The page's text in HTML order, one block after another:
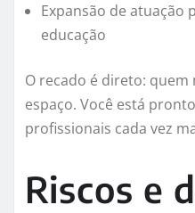
Expansão de atuação
educação
O recado é direto: quem
espaço. Você está
profissionais cada vez
Riscos e